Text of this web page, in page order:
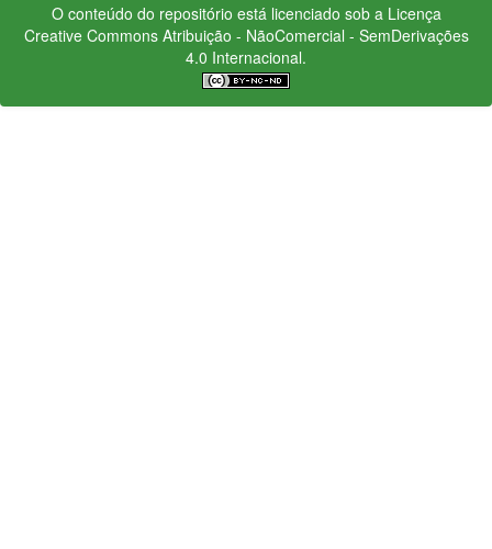
O conteúdo do repositório está licenciado sob a Licença
Creative CommonsAtribuição - NãoComercial - SemDerivações
4.0 Internacional.